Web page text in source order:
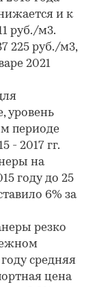
и к
руб./м3.
225 руб./м3,
2021
уровень
периоде
- 2017 гг.
на
году до 25
6% за
резко
средняя
цена